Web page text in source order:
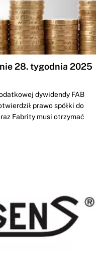
28. tygodnia 2025
dywidendy FAB
prawo spółki do
Fabrity musi otrzymać